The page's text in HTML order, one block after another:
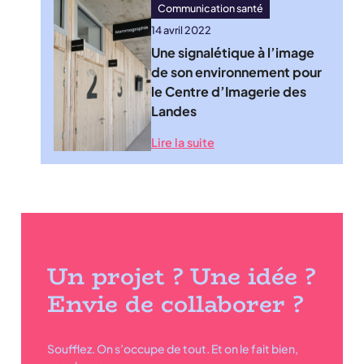
Communication santé
14 avril 2022
Une signalétique à l’image
de son environnement pour
le Centre d’Imagerie des
Landes
Lire la suite
Un projet ? Une idée ?
Envie de collaborer ?
Soufflez. On s’occupe de tout. Et on le fait bien,